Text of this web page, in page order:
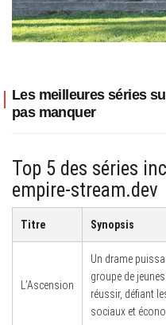
Les meilleures séries
pas manquer
Top 5 des séries
empire-stream.dev
Titre Synopsis
L’Ascension
Un drame
groupe de
réussir, défiant
sociaux et